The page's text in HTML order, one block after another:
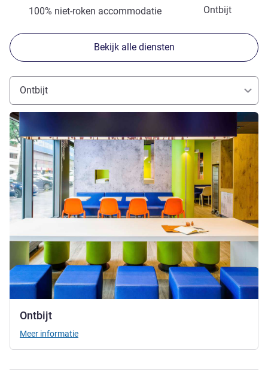
Ontbijt
100% niet-roken accommodatie
Bekijk alle diensten
Ontbijt
Ontbijt
Meer informatie
Meer informatie